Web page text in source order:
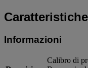
Caratteristiche
Informazioni
Calibro di